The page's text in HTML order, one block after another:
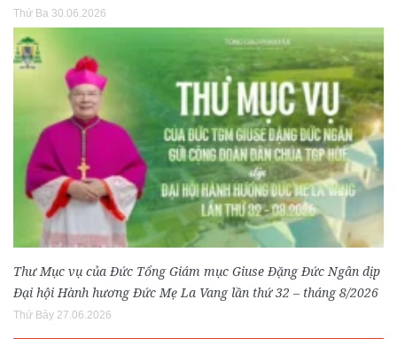
Thứ Ba 30.06.2026
Thư Mục vụ của Đức Tổng Giám mục Giuse Đặng Đức Ngân dịp
Đại hội Hành hương Đức Mẹ La Vang lần thứ 32 – tháng 8/2026
Thứ Bảy 27.06.2026